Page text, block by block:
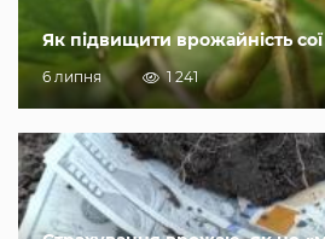
Як підвищити врожайність сої
6 липня 1 241